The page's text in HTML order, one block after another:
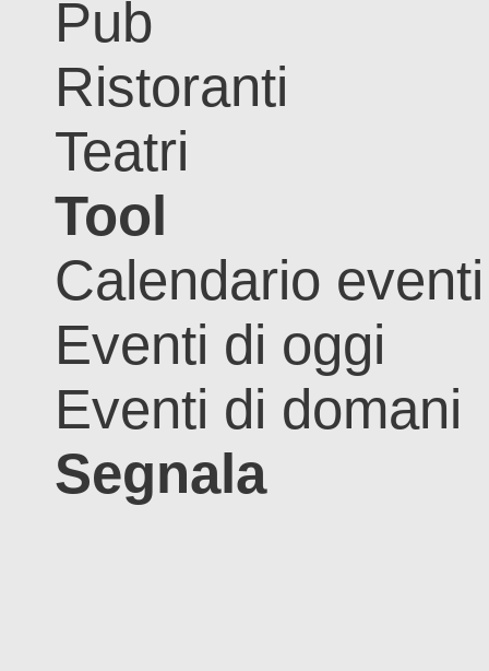
Pub
Ristoranti
Teatri
Tool
Calendario eventi
Eventi di oggi
Eventi di domani
Segnala